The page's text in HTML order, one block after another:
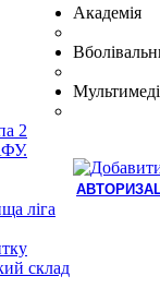
2
ліга
Академія
склад